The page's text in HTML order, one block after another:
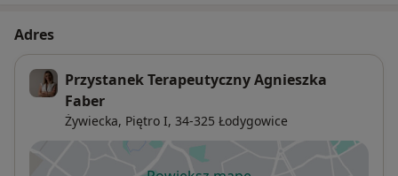
Adres
Przystanek Terapeutyczny Agnieszka
Faber
Żywiecka, Piętro I, 34-325 Łodygowice